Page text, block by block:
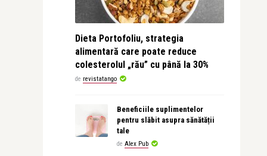
Dieta Portofoliu, strategia
alimentară care poate reduce
colesterolul „rău” cu până la 30%
de revistatango
Beneficiile suplimentelor
pentru slăbit asupra sănătății
tale
de Alex Pub